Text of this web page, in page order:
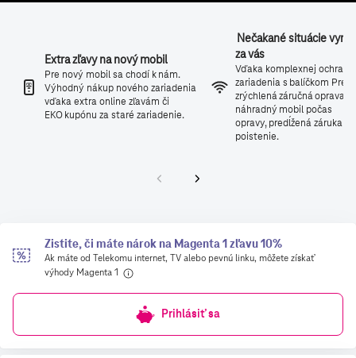
Extra zľavy na nový mobil
Pre nový mobil sa chodí k nám.
Výhodný nákup nového zariadenia
vďaka extra online zľavám či
EKO kupónu za staré zariadenie.
Nečakané situácie
za vás
Vďaka komplexnej ochrane
zariadenia s balíčkom Pre
zrýchlená záručná oprava,
náhradný mobil počas
opravy, predĺžená záruka a
poistenie.
Zistite, či máte nárok na Magenta 1 zľavu 10%
Ak máte od Telekomu internet, TV alebo pevnú linku, môžete získať
výhody Magenta 1
Prihlásiť sa